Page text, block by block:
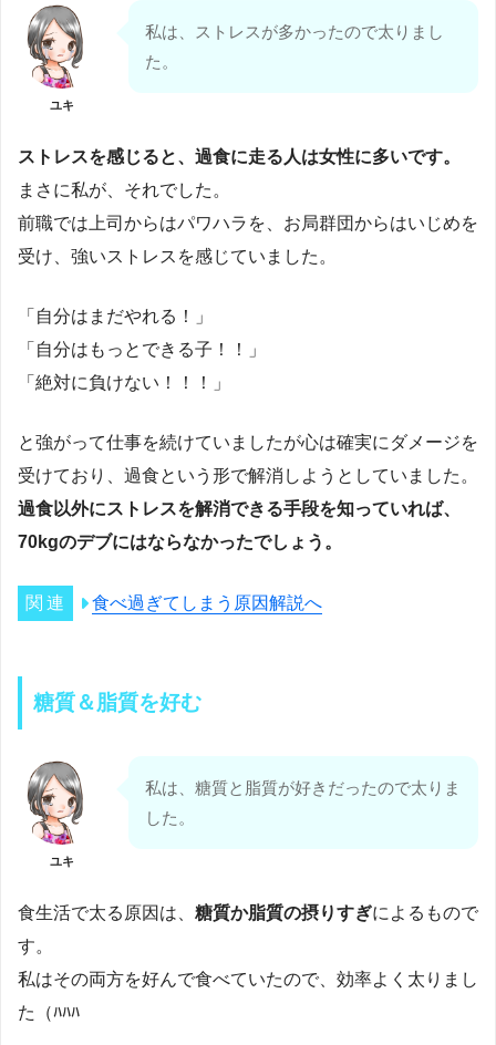
ユキ
私は、ストレスが多かったので太りまし
た。
ストレスを感じると、過食に走る人は女性に多いです。
まさに私が、それでした。
前職では上司からはパワハラを、お局群団からはいじめを
受け、強いストレスを感じていました。
「自分はまだやれる！」
「自分はもっとできる子！！」
「絶対に負けない！！！」
と強がって仕事を続けていましたが心は確実にダメージを
受けており、過食という形で解消しようとしていました。
過食以外にストレスを解消できる手段を知っていれば、
70kgのデブにはならなかったでしょう。
食べ過ぎてしまう原因解説へ
糖質＆脂質を好む
ユキ
私は、糖質と脂質が好きだったので太りま
した。
食生活で太る原因は、 糖質か脂質の摂りすぎによるもので
す。
私はその両方を好んで食べていたので、効率よく太りまし
た（ﾊﾊﾊ